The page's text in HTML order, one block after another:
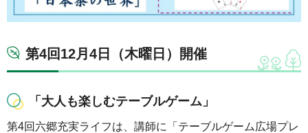
第4回12月4日（木曜日）開催
「大人も楽しむテーブルゲーム」
第4回六郷充実ライフは、講師に「テーブルゲーム広場プレ